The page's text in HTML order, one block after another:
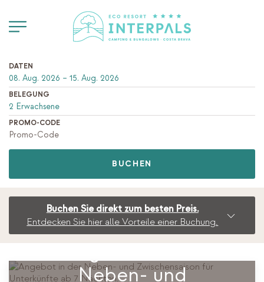
DATEN
BELEGUNG
PROMO-CODE
BUCHEN
Buchen Sie direkt zum besten Preis.
Entdecken Sie hier alle Vorteile einer Buchung.
Neben- und